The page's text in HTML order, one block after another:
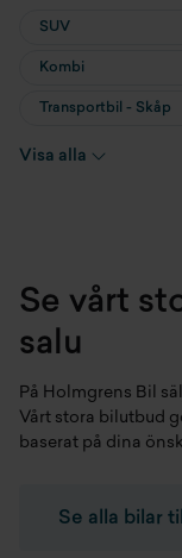
SUV
Kombi
Transportbil - Skåp
Transportbil - Flak
Visa alla
Se vårt
salu
På Holmgrens Bil
Vårt stora bilutbud
baserat på dina
Se alla bilar